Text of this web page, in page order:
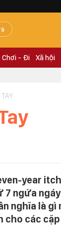
Chơi - Đi Xã hội
year
7 ngứa
nghĩa là gì
cho các